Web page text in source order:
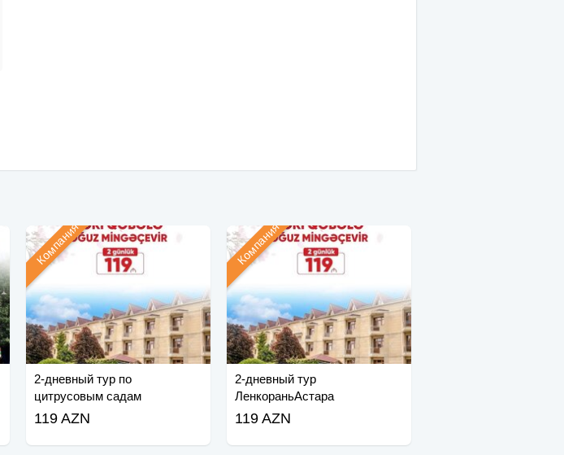
2-дневный тур по
цитрусовым садам
Ленкорань Астара
Компания
119 AZN
2-дневный тур
ЛенкораньАстара
Компания
119 AZN